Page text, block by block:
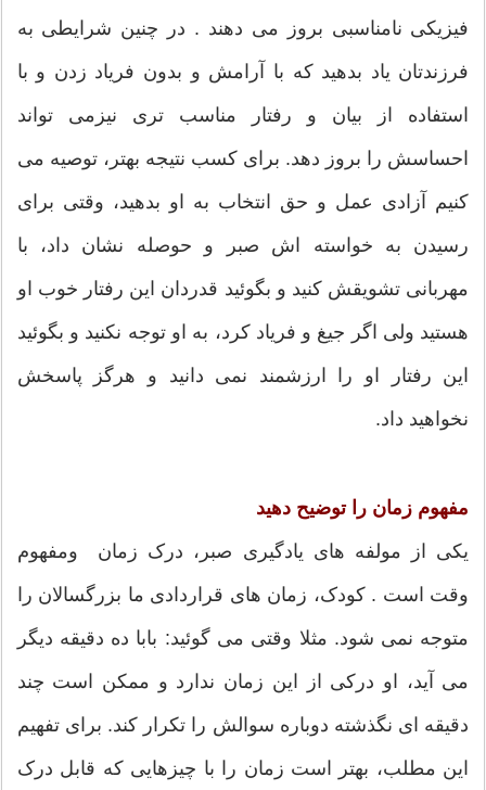
فیزیکی نامناسبی بروز می دهند . در چنین شرایطی به
فرزندتان یاد بدهید که با آرامش و بدون فریاد زدن و با
استفاده از بیان و رفتار مناسب تری نیزمی تواند
احساسش را بروز دهد. برای کسب نتیجه بهتر، توصیه می
کنیم آزادی عمل و حق انتخاب به او بدهید، وقتی برای
رسیدن به خواسته اش صبر و حوصله نشان داد، با
مهربانی تشویقش کنید و بگوئید قدردان این رفتار خوب او
هستید ولی اگر جیغ و فریاد کرد، به او توجه نکنید و بگوئید
این رفتار او را ارزشمند نمی دانید و هرگز پاسخش
نخواهید داد.
مفهوم زمان را توضیح دهید
یکی از مولفه های یادگیری صبر، درک زمان ومفهوم
وقت است . کودک، زمان های قراردادی ما بزرگسالان را
متوجه نمی شود. مثلا وقتی می گوئید: بابا ده دقیقه دیگر
می آید، او درکی از این زمان ندارد و ممکن است چند
دقیقه ای نگذشته دوباره سوالش را تکرار کند. برای تفهیم
این مطلب، بهتر است زمان را با چیزهایی که قابل درک